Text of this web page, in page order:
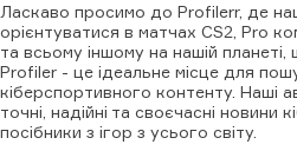
Ласкаво просимо до Profilerr, де
орієнтуватися в матчах CS2, Pro
та всьому іншому на нашій планеті,
Profiler - це ідеальне місце для
кіберспортивного контенту. Наші
точні, надійні та своєчасні новини
посібники з ігор з усього світу.